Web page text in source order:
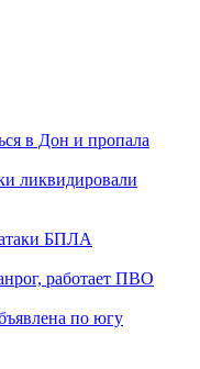
в Дон и пропала
ликвидировали
БПЛА
работает ПВО
по югу